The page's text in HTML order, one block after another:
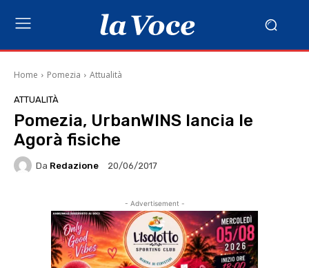
Home Pomezia Attualità
ATTUALITÀ
Pomezia, UrbanWINS lancia le
Agorà fisiche
Da Redazione 20/06/2017
- Advertisement -